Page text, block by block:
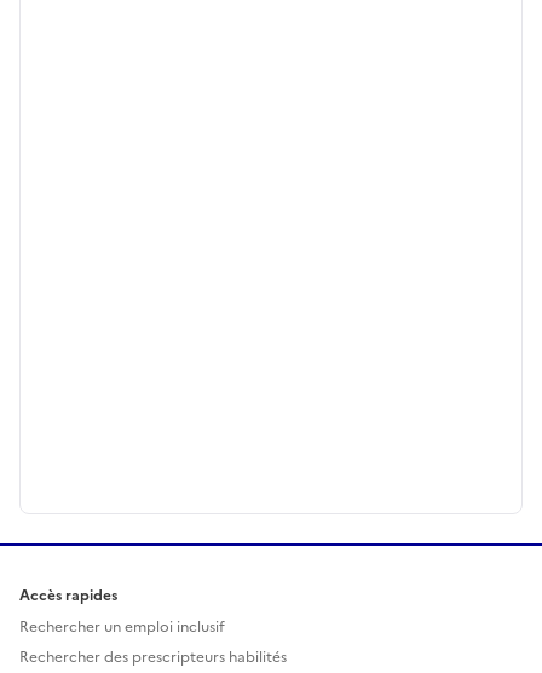
Accès rapides
Rechercher un emploi inclusif
Rechercher des prescripteurs habilités